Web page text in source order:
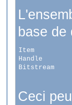
base de
Item
Handle
Bitstream
Ceci